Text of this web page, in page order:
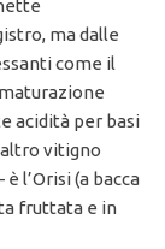
ma dalle
come il
acidità per basi
altro vitigno
l’Orisi (a bacca
fruttata e in